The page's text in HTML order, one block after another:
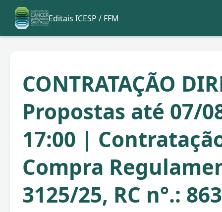
Editais ICESP / FFM
CONTRATAÇÃO
Propostas até 07/
17:00 |
Compra
3125/25, RC n°.: